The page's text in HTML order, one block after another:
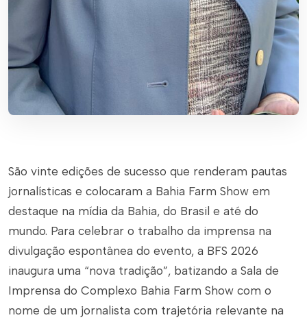
São vinte edições de sucesso que renderam pautas
jornalísticas e colocaram a Bahia Farm Show em
destaque na mídia da Bahia, do Brasil e até do
mundo. Para celebrar o trabalho da imprensa na
divulgação espontânea do evento, a BFS 2026
inaugura uma “nova tradição”, batizando a Sala de
Imprensa do Complexo Bahia Farm Show com o
nome de um jornalista com trajetória relevante na